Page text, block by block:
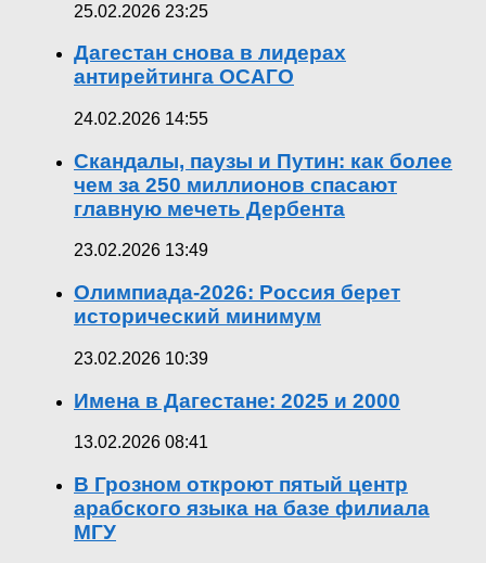
25.02.2026 23:25
Дагестан снова в лидерах
антирейтинга ОСАГО
24.02.2026 14:55
Скандалы, паузы и Путин: как более
чем за 250 миллионов спасают
главную мечеть Дербента
23.02.2026 13:49
Олимпиада-2026: Россия берет
исторический минимум
23.02.2026 10:39
Имена в Дагестане: 2025 и 2000
13.02.2026 08:41
В Грозном откроют пятый центр
арабского языка на базе филиала
МГУ